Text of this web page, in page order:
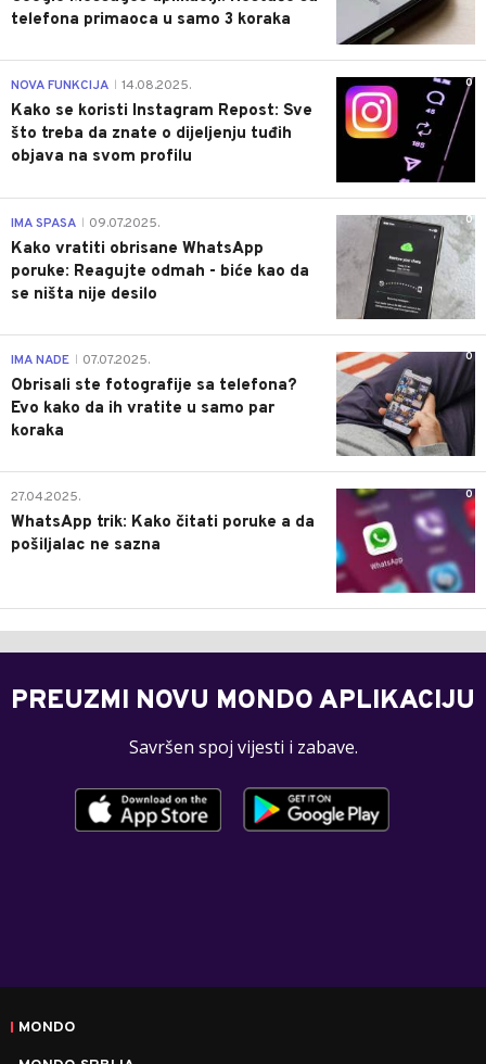
telefona primaoca u samo 3 koraka
0
NOVA FUNKCIJA 14.08.2025.
Kako se koristi Instagram Repost: Sve
što treba da znate o dijeljenju tuđih
objava na svom profilu
0
IMA SPASA 09.07.2025.
Kako vratiti obrisane WhatsApp
poruke: Reagujte odmah - biće kao da
se ništa nije desilo
0
IMA NADE 07.07.2025.
Obrisali ste fotografije sa telefona?
Evo kako da ih vratite u samo par
koraka
0
27.04.2025.
WhatsApp trik: Kako čitati poruke a da
pošiljalac ne sazna
PREUZMI NOVU MONDO APLIKACIJU
Savršen spoj vijesti i zabave.
MONDO